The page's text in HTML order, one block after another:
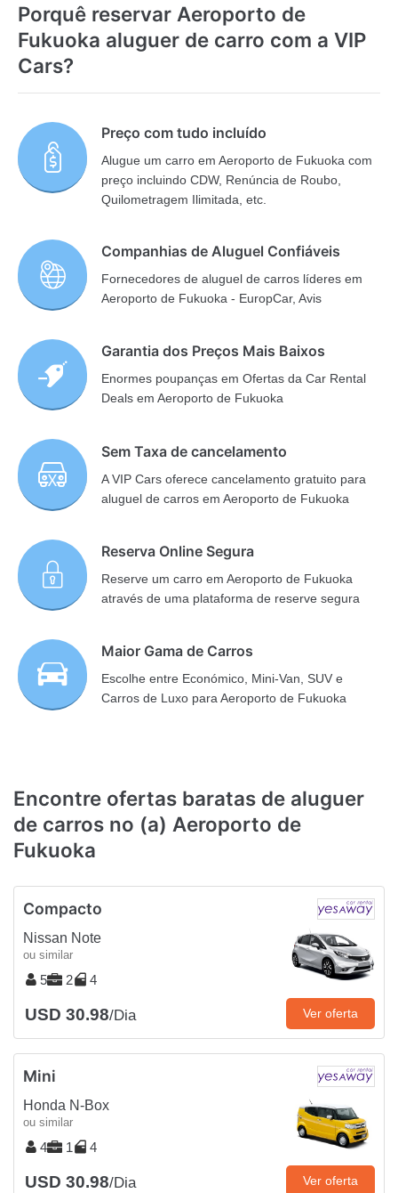
Porquê reservar Aeroporto de
Fukuoka aluguer de carro com a VIP
Cars?
Preço com tudo incluído
Alugue um carro em Aeroporto de Fukuoka com
preço incluindo CDW, Renúncia de Roubo,
Quilometragem Ilimitada, etc.
Companhias de Aluguel Confiáveis
Fornecedores de aluguel de carros líderes em
Aeroporto de Fukuoka - EuropCar, Avis
Garantia dos Preços Mais Baixos
Enormes poupanças em Ofertas da Car Rental
Deals em Aeroporto de Fukuoka
Sem Taxa de cancelamento
A VIP Cars oferece cancelamento gratuito para
aluguel de carros em Aeroporto de Fukuoka
Reserva Online Segura
Reserve um carro em Aeroporto de Fukuoka
através de uma plataforma de reserve segura
Maior Gama de Carros
Escolhe entre Económico, Mini-Van, SUV e
Carros de Luxo para Aeroporto de Fukuoka
Encontre ofertas baratas de aluguer
de carros no (a) Aeroporto de
Fukuoka
Compacto
Nissan Note
ou similar
5 2 4
USD 30.98/Dia Ver oferta
Mini
Honda N-Box
ou similar
4 1 4
USD 30.98/Dia Ver oferta